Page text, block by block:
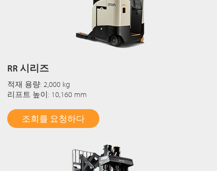
RR 시리즈
적재 용량: 2,000 kg
리프트 높이: 10,160 mm
조회를 요청하다